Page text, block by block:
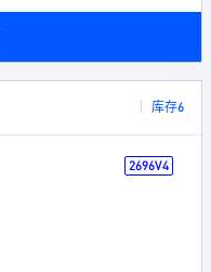
库存6
2696V4